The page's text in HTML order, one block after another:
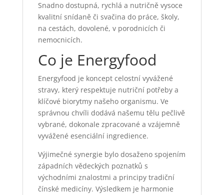
Snadno dostupná, rychlá a nutričně vysoce
kvalitní snídaně či svačina do práce, školy,
na cestách, dovolené, v porodnicích či
nemocnicích.
Co je Energyfood
Energyfood je koncept celostní vyvážené
stravy, který respektuje nutriční potřeby a
klíčové biorytmy našeho organismu. Ve
správnou chvíli dodává našemu tělu pečlivě
vybrané, dokonale zpracované a vzájemně
vyvážené esenciální ingredience.
Výjimečné synergie bylo dosaženo spojením
západních vědeckých poznatků s
východními znalostmi a principy tradiční
čínské medicíny. Výsledkem je harmonie